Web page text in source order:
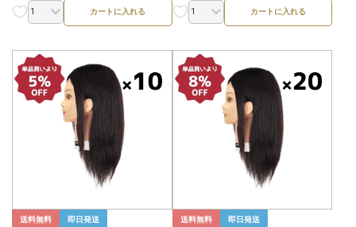
カートに入れる カートに入れる
送料無料 即日発送 送料無料 即日発送